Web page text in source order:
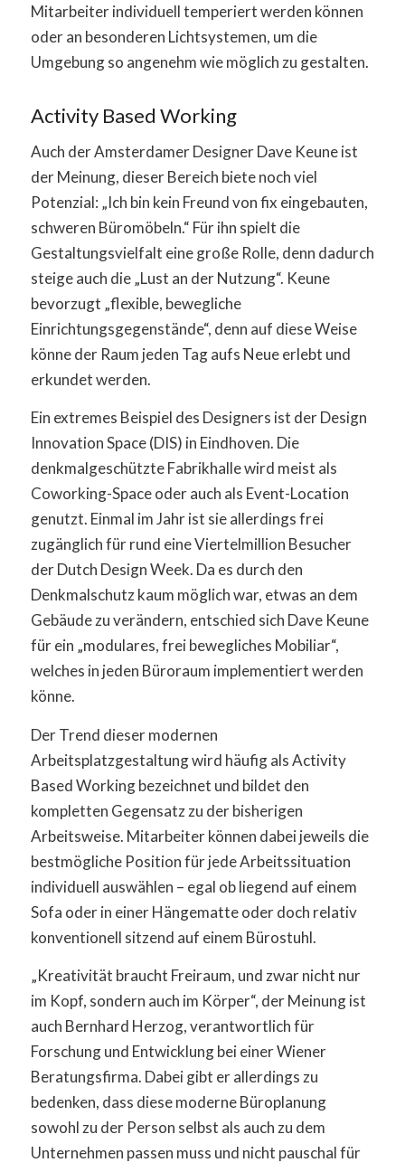
Mitarbeiter individuell temperiert werden können
oder an besonderen Lichtsystemen, um die
Umgebung so angenehm wie möglich zu gestalten.
Activity Based Working
Auch der Amsterdamer Designer Dave Keune ist
der Meinung, dieser Bereich biete noch viel
Potenzial: „Ich bin kein Freund von fix eingebauten,
schweren Büromöbeln.“ Für ihn spielt die
Gestaltungsvielfalt eine große Rolle, denn dadurch
steige auch die „Lust an der Nutzung“. Keune
bevorzugt „flexible, bewegliche
Einrichtungsgegenstände“, denn auf diese Weise
könne der Raum jeden Tag aufs Neue erlebt und
erkundet werden.
Ein extremes Beispiel des Designers ist der Design
Innovation Space (DIS) in Eindhoven. Die
denkmalgeschützte Fabrikhalle wird meist als
Coworking-Space oder auch als Event-Location
genutzt. Einmal im Jahr ist sie allerdings frei
zugänglich für rund eine Viertelmillion Besucher
der Dutch Design Week. Da es durch den
Denkmalschutz kaum möglich war, etwas an dem
Gebäude zu verändern, entschied sich Dave Keune
für ein „modulares, frei bewegliches Mobiliar“,
welches in jeden Büroraum implementiert werden
könne.
Der Trend dieser modernen
Arbeitsplatzgestaltung wird häufig als Activity
Based Working bezeichnet und bildet den
kompletten Gegensatz zu der bisherigen
Arbeitsweise. Mitarbeiter können dabei jeweils die
bestmögliche Position für jede Arbeitssituation
individuell auswählen – egal ob liegend auf einem
Sofa oder in einer Hängematte oder doch relativ
konventionell sitzend auf einem Bürostuhl.
„Kreativität braucht Freiraum, und zwar nicht nur
im Kopf, sondern auch im Körper“, der Meinung ist
auch Bernhard Herzog, verantwortlich für
Forschung und Entwicklung bei einer Wiener
Beratungsfirma. Dabei gibt er allerdings zu
bedenken, dass diese moderne Büroplanung
sowohl zu der Person selbst als auch zu dem
Unternehmen passen muss und nicht pauschal für